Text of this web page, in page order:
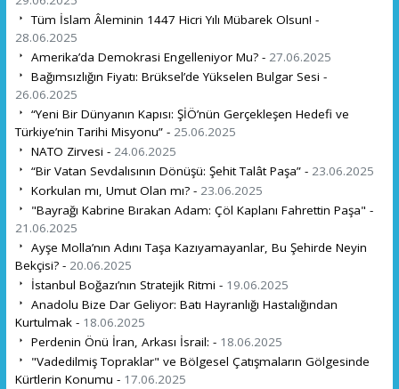
Tüm İslam Âleminin 1447 Hicri Yılı Mübarek Olsun! -
28.06.2025
Amerika’da Demokrasi Engelleniyor Mu? - 27.06.2025
Bağımsızlığın Fiyatı: Brüksel’de Yükselen Bulgar Sesi -
26.06.2025
“Yeni Bir Dünyanın Kapısı: ŞİÖ’nün Gerçekleşen Hedefi ve
Türkiye’nin Tarihi Misyonu” - 25.06.2025
NATO Zirvesi - 24.06.2025
“Bir Vatan Sevdalısının Dönüşü: Şehit Talât Paşa” - 23.06.2025
Korkulan mı, Umut Olan mı? - 23.06.2025
"Bayrağı Kabrine Bırakan Adam: Çöl Kaplanı Fahrettin Paşa" -
21.06.2025
Ayşe Molla’nın Adını Taşa Kazıyamayanlar, Bu Şehirde Neyin
Bekçisi? - 20.06.2025
İstanbul Boğazı’nın Stratejik Ritmi - 19.06.2025
Anadolu Bize Dar Geliyor: Batı Hayranlığı Hastalığından
Kurtulmak - 18.06.2025
Perdenin Önü İran, Arkası İsrail: - 18.06.2025
"Vadedilmiş Topraklar" ve Bölgesel Çatışmaların Gölgesinde
Kürtlerin Konumu - 17.06.2025